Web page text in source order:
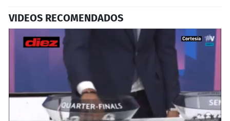
VIDEOS RECOMENDADOS